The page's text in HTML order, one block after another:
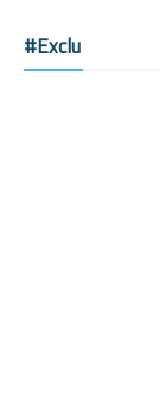
#Exclu